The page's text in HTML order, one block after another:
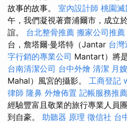
故事的故事。 室內設計師 桃園
午，我們凝視著齋浦爾市，成立
誼。 台北整骨推薦 搬家公司推薦
台，詹塔爾·曼塔特（Jantar 台灣
字行銷的專業公司 Mantart）將
台南清潔公司 台中外燴 清潔 月
Mahal）風宮的攝影。 工商登記
律師 隆鼻 外燴佈置 記帳服務推薦
經驗豐富且敬業的旅行專業人員
到自豪。 助聽器 原理 徵信社 台